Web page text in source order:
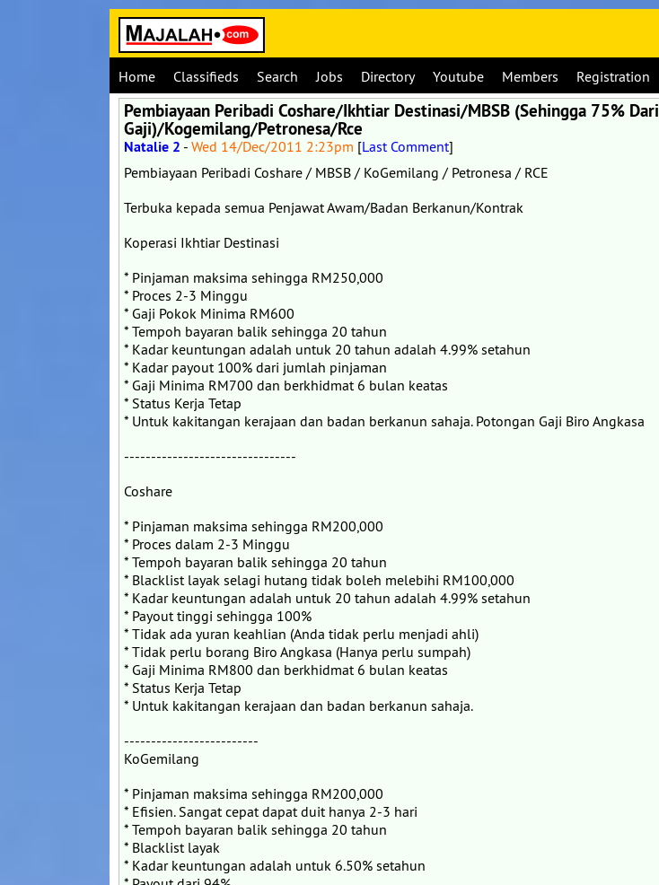
Home Classifieds Search Jobs Directory Youtube Members Registration
Pembiayaan Peribadi Coshare/Ikhtiar Destinasi/MBSB (Sehingga 75% Dari
Gaji)/Kogemilang/Petronesa/Rce
Natalie 2 - Wed 14/Dec/2011 2:23pm [Last Comment]
Pembiayaan Peribadi Coshare / MBSB / KoGemilang / Petronesa / RCE
Terbuka kepada semua Penjawat Awam/Badan Berkanun/Kontrak
Koperasi Ikhtiar Destinasi
* Pinjaman maksima sehingga RM250,000
* Proces 2-3 Minggu
* Gaji Pokok Minima RM600
* Tempoh bayaran balik sehingga 20 tahun
* Kadar keuntungan adalah untuk 20 tahun adalah 4.99% setahun
* Kadar payout 100% dari jumlah pinjaman
* Gaji Minima RM700 dan berkhidmat 6 bulan keatas
* Status Kerja Tetap
* Untuk kakitangan kerajaan dan badan berkanun sahaja. Potongan Gaji Biro Angkasa
--------------------------------
Coshare
* Pinjaman maksima sehingga RM200,000
* Proces dalam 2-3 Minggu
* Tempoh bayaran balik sehingga 20 tahun
* Blacklist layak selagi hutang tidak boleh melebihi RM100,000
* Kadar keuntungan adalah untuk 20 tahun adalah 4.99% setahun
* Payout tinggi sehingga 100%
* Tidak ada yuran keahlian (Anda tidak perlu menjadi ahli)
* Tidak perlu borang Biro Angkasa (Hanya perlu sumpah)
* Gaji Minima RM800 dan berkhidmat 6 bulan keatas
* Status Kerja Tetap
* Untuk kakitangan kerajaan dan badan berkanun sahaja.
-------------------------
KoGemilang
* Pinjaman maksima sehingga RM200,000
* Efisien. Sangat cepat dapat duit hanya 2-3 hari
* Tempoh bayaran balik sehingga 20 tahun
* Blacklist layak
* Kadar keuntungan adalah untuk 6.50% setahun